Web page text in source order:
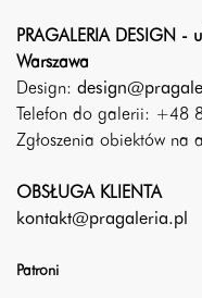
PRAGALERIA DESIGN
Warszawa
Design:
Telefon do galerii: +48
Zgłoszenia obiektów
OBSŁUGA KLIENTA
kontakt@pragaleria.pl
Patroni